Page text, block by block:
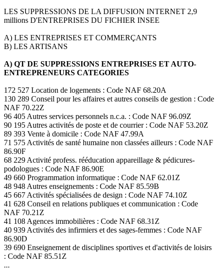
LES SUPPRESSIONS DE LA DIFFUSION INTERNET 2,9
millions D'ENTREPRISES DU FICHIER INSEE
A) LES ENTREPRISES ET COMMERÇANTS
B) LES ARTISANS
A) QT DE SUPPRESSIONS ENTREPRISES ET AUTO-
ENTREPRENEURS CATEGORIES
172 527 Location de logements : Code NAF 68.20A
130 289 Conseil pour les affaires et autres conseils de gestion : Code
NAF 70.22Z
96 405 Autres services personnels n.c.a. : Code NAF 96.09Z
90 195 Autres activités de poste et de courrier : Code NAF 53.20Z
89 393 Vente à domicile : Code NAF 47.99A
71 575 Activités de santé humaine non classées ailleurs : Code NAF
86.90F
68 229 Activité profess. rééducation appareillage & pédicures-
podologues : Code NAF 86.90E
49 660 Programmation informatique : Code NAF 62.01Z
48 948 Autres enseignements : Code NAF 85.59B
45 667 Activités spécialisées de design : Code NAF 74.10Z
41 628 Conseil en relations publiques et communication : Code
NAF 70.21Z
41 108 Agences immobilières : Code NAF 68.31Z
40 939 Activités des infirmiers et des sages-femmes : Code NAF
86.90D
39 690 Enseignement de disciplines sportives et d'activités de loisirs
: Code NAF 85.51Z
...